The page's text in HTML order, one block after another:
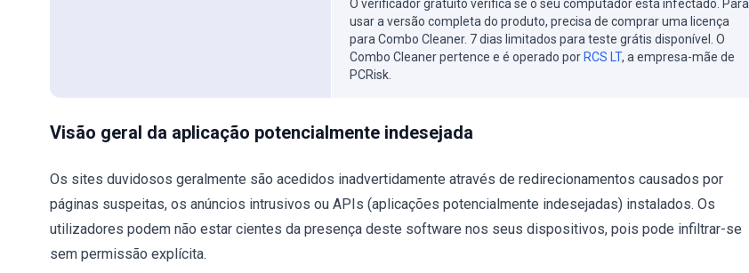
O verificador gratuito verifica se o seu computador está infectado. Para
usar a versão completa do produto, precisa de comprar uma licença
para Combo Cleaner. 7 dias limitados para teste grátis disponível. O
Combo Cleaner pertence e é operado por RCS LT, a empresa-mãe de
PCRisk.
Visão geral da aplicação potencialmente indesejada
Os sites duvidosos geralmente são acedidos inadvertidamente através de redirecionamentos causados por
páginas suspeitas, os anúncios intrusivos ou APIs (aplicações potencialmente indesejadas) instalados. Os
utilizadores podem não estar cientes da presença deste software nos seus dispositivos, pois pode infiltrar-se
sem permissão explícita.